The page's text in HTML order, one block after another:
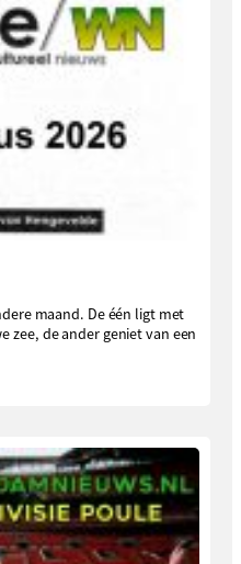
maand. De één ligt met
zee, de ander geniet van een